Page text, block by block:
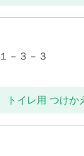
－３－３
イレ用 つけか